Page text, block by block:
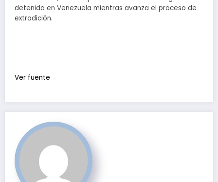
detenida en Venezuela mientras avanza el proceso de
extradición.
Ver fuente